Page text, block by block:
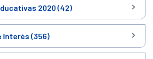
2020 (42)
Interés (356)